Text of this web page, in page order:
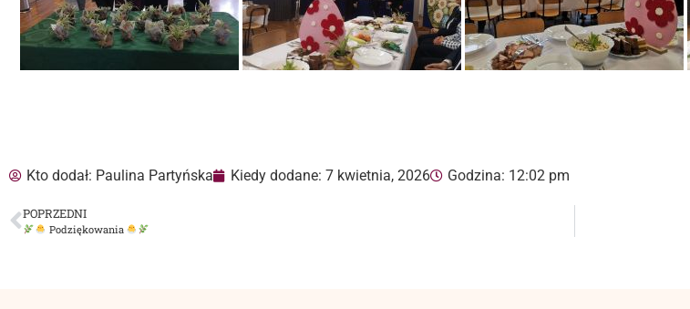
Kto dodał: Paulina Partyńska Kiedy dodane: 7 kwietnia, 2026 Godzina: 12:02 pm
POPRZEDNI
Podziękowania